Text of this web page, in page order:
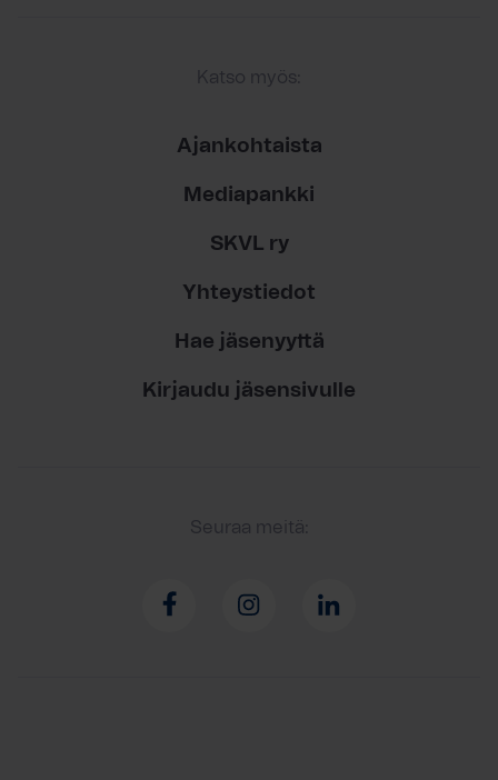
Katso myös:
Ajankohtaista
Mediapankki
SKVL ry
Yhteystiedot
Hae jäsenyyttä
Kirjaudu jäsensivulle
Seuraa meitä: